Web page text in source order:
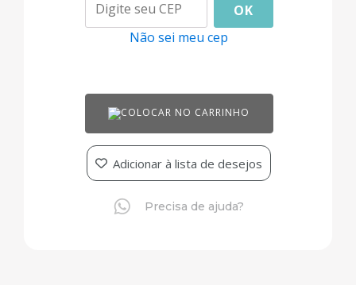
OK
Não sei meu cep
COLOCAR NO CARRINHO
Adicionar à lista de desejos
Precisa de ajuda?